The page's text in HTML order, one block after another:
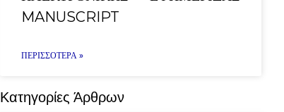
MANUSCRIPT
ΠΕΡΙΣΣΌΤΕΡΑ »
Κατηγορίες Άρθρων